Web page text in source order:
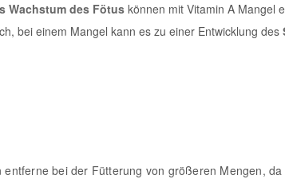
Wachstum des Fötus können mit Vitamin A Mangel
bei einem Mangel kann es zu einer Entwicklung des
entferne bei der Fütterung von größeren Mengen,